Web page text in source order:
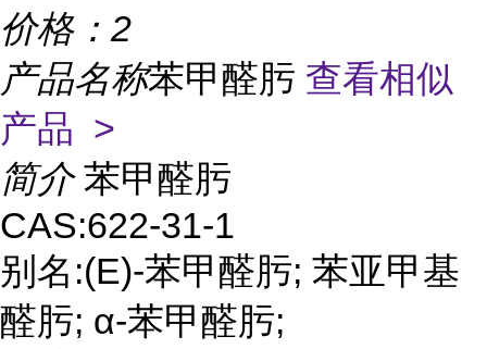
价格： 2
产品名称苯甲醛肟 查看相似
产品 >
简介 苯甲醛肟
CAS:622-31-1
别名:(E)-苯甲醛肟; 苯亚甲基
醛肟; α-苯甲醛肟;